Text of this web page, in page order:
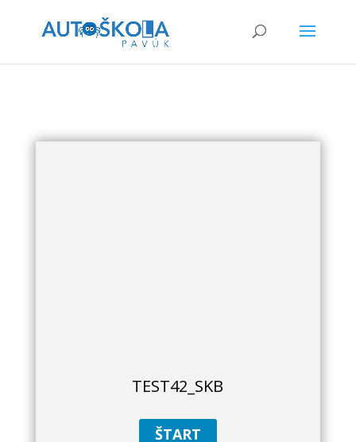
TEST42_SKB